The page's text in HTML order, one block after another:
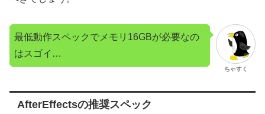
ちゃすく
最低動作スペックでメモリ16GBが必要なの
はスゴイ…
AfterEffectsの推奨スペック